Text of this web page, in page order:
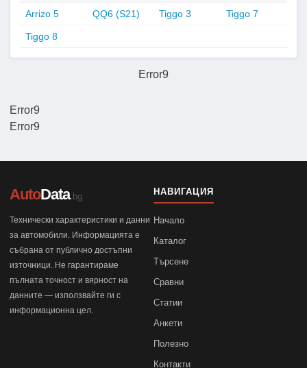
Error9
Arrizo 5 QQ6 (S21) Tiggo 3 Tiggo 7
Tiggo 8
Error9
Error9
AutoData.bg
Технически характеристики и данни
за автомобили. Информацията е
събрана от публично достъпни
източници. Не гарантираме
пълната точност и вярност на
данните — използвайте ги с
информационна цел.
НАВИГАЦИЯ
Начало
Каталог
Търсене
Сравни
Статии
Анкети
Полезно
Контакти